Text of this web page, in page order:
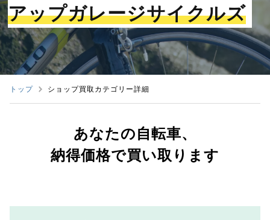
アップガレージサイクルズ
トップ ショップ買取カテゴリー詳細
あなたの自転車、
納得価格で買い取ります